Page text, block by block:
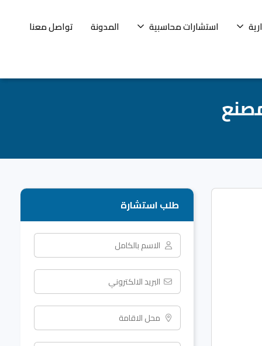
استشارات محاسبية المدونة تواصل معنا
طلب استشارة